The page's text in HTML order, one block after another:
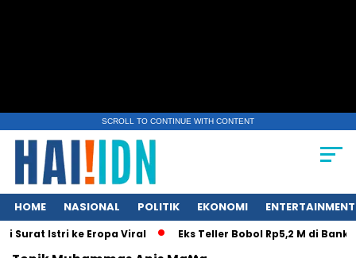
SCROLL TO CONTINUE WITH CONTENT
HOME NASIONAL POLITIK EKONOMI ENTERTAINMENT
Surat Istri ke Eropa Viral Eks Teller Bobol Rp5,2 M di Bank